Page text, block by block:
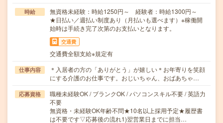
時給
無資格未経験：時給1250円～ 経験者：時給1300円～
★日払い／週払い制度あり（月払いも選べます）※稼働開
始時は手続き完了次第のお支払いとなります。
交通費
交通費全額支給※規定有
仕事内容
＊入居者の方の「ありがとう」が嬉しい＊お年寄りを笑顔
にする介護のお仕事です。おじいちゃん、おばあちゃ…
応募資格
職種未経験OK / ブランクOK / パソコンスキル不要 / 英語力
不要
無資格・未経験OK年齢不問★10名以上採用予定★履歴書
は不要です▽応募後の流れ1)翌営業日までに担当…